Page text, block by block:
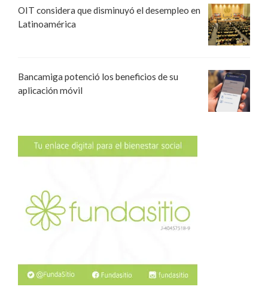
OIT considera que disminuyó el desempleo en
Latinoamérica
Bancamiga potenció los beneficios de su
aplicación móvil